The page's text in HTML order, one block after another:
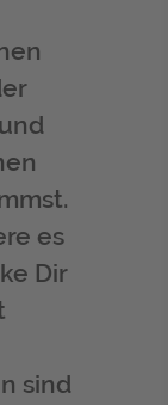
es
Dir
sind